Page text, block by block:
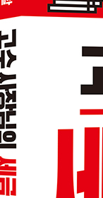
기
금 돌려받기
때 세금 줄이기
지 않아
기